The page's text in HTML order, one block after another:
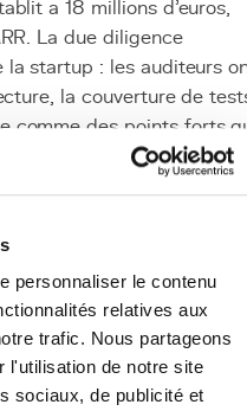
personnaliser le contenu
relatives aux
trafic. Nous partageons
l'utilisation de notre site
sociaux, de publicité et
a 18 millions d'euros,
La due diligence
la startup : les auditeurs
la couverture de
comme des points forts
technologique.
:
de retention net
de lancer le processus de
: s'assurer que